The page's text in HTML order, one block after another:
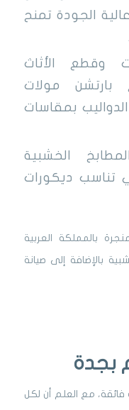
الجودة تمنح
وقطع الأثاث
بارتشن مولات
بمقاسات
الخشبية
تناسب ديكورات
بالمملكة العربية
بالإضافة إلى صيانة
بجدة
فائقة، مع العلم أن لكل